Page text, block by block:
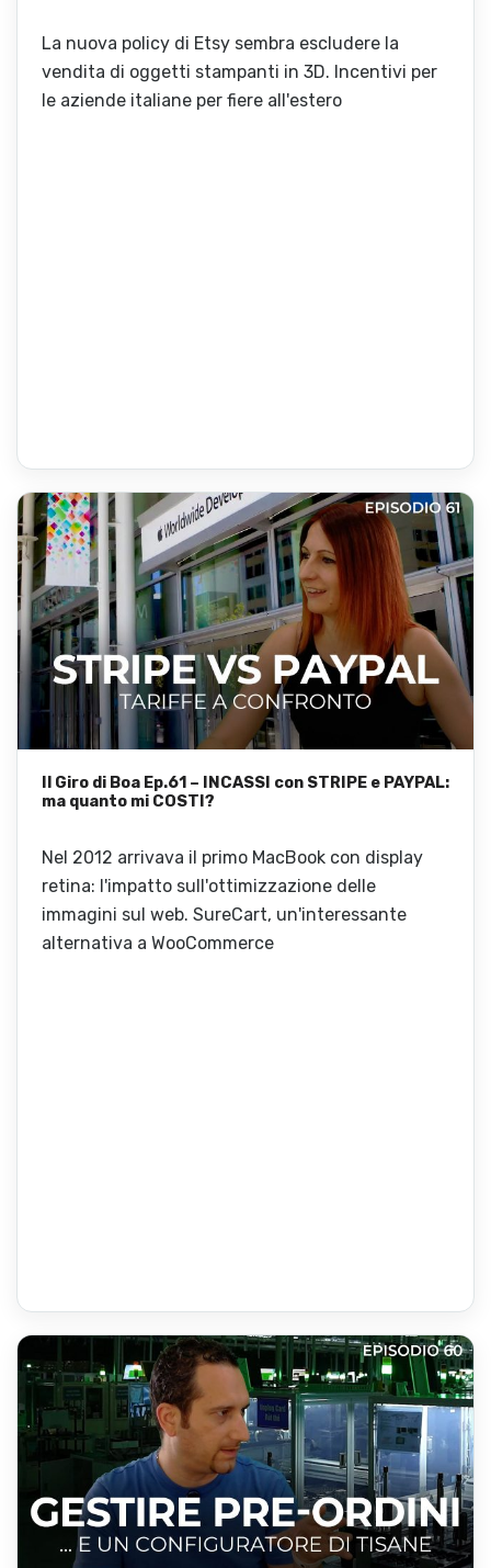
La nuova policy di Etsy sembra escludere la
vendita di oggetti stampanti in 3D. Incentivi per
le aziende italiane per fiere all'estero
Il Giro di Boa Ep.61 – INCASSI con STRIPE e PAYPAL:
ma quanto mi COSTI?
Nel 2012 arrivava il primo MacBook con display
retina: l'impatto sull'ottimizzazione delle
immagini sul web. SureCart, un'interessante
alternativa a WooCommerce